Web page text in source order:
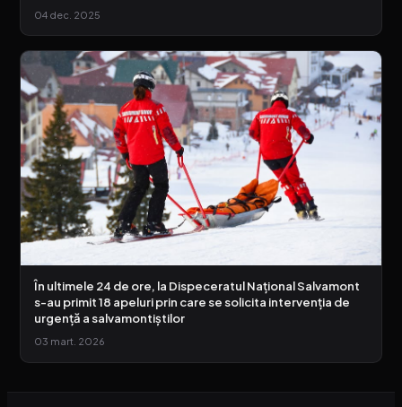
04 dec. 2025
În ultimele 24 de ore, la Dispeceratul Național Salvamont
s-au primit 18 apeluri prin care se solicita intervenția de
urgență a salvamontiștilor
03 mart. 2026